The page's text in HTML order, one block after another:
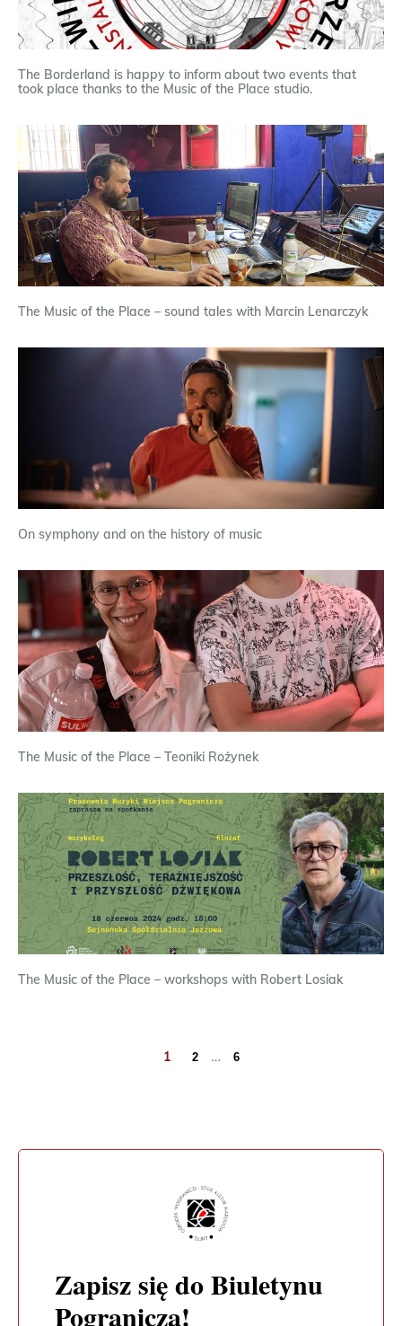
The Borderland is happy to inform about two events that
took place thanks to the Music of the Place studio.
The Music of the Place – sound tales with Marcin Lenarczyk
On symphony and on the history of music
The Music of the Place – Teoniki Rożynek
The Music of the Place – workshops with Robert Losiak
1 2 … 6